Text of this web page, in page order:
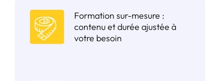
Formation sur-mesure :
contenu et durée ajustée à
votre besoin